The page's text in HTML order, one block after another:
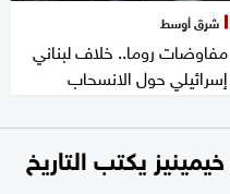
شرق أوسط
مفاوضات روما.. خلاف لبناني
إسرائيلي حول الانسحاب
يكتب التاريخ